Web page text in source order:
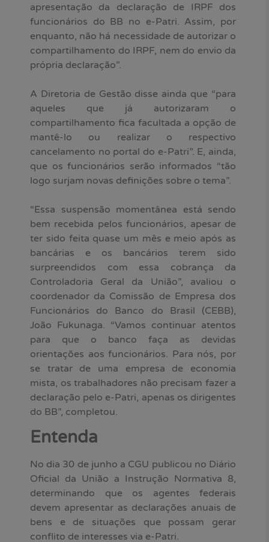
apresentação da declaração de IRPF dos
funcionários do BB no e-Patri. Assim, por
enquanto, não há necessidade de autorizar o
compartilhamento do IRPF, nem do envio da
própria declaração”.
A Diretoria de Gestão disse ainda que “para
aqueles que já autorizaram o
compartilhamento fica facultada a opção de
mantê-lo ou realizar o respectivo
cancelamento no portal do e-Patri”. E, ainda,
que os funcionários serão informados “tão
logo surjam novas definições sobre o tema”.
“Essa suspensão momentânea está sendo
bem recebida pelos funcionários, apesar de
ter sido feita quase um mês e meio após as
bancárias e os bancários terem sido
surpreendidos com essa cobrança da
Controladoria Geral da União”, avaliou o
coordenador da Comissão de Empresa dos
Funcionários do Banco do Brasil (CEBB),
João Fukunaga. “Vamos continuar atentos
para que o banco faça as devidas
orientações aos funcionários. Para nós, por
se tratar de uma empresa de economia
mista, os trabalhadores não precisam fazer a
declaração pelo e-Patri, apenas os dirigentes
do BB”, completou.
Entenda
No dia 30 de junho a CGU publicou no Diário
Oficial da União a Instrução Normativa 8,
determinando que os agentes federais
devem apresentar as declarações anuais de
bens e de situações que possam gerar
conflito de interesses via e-Patri.